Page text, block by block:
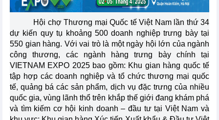
Hội chợ Thương mại Quốc tế Việt Nam lần thứ 34
dự kiến quy tụ khoảng 500 doanh nghiệp trưng bày tại
550 gian hàng. Với vai trò là một ngày hội lớn của ngành
công thương, các ngành hàng trưng bày chính tại
VIETNAM EXPO 2025 bao gồm: Khu gian hàng quốc tế
tập hợp các doanh nghiệp và tổ chức thương mại quốc
tế, quảng bá các sản phẩm, dịch vụ đặc trưng của nhiều
quốc gia, vùng lãnh thổ trên khắp thế giới đang khám phá
và tìm kiếm cơ hội kinh doanh – đầu tư tại Việt Nam và